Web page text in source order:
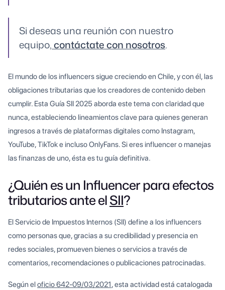
Si deseas una reunión con nuestro
equipo,contáctate con nosotros.
El mundo de los influencers sigue creciendo en Chile, y con él, las
obligaciones tributarias que los creadores de contenido deben
cumplir. Esta Guía SII 2025 aborda este tema con claridad que
nunca, estableciendo lineamientos clave para quienes generan
ingresos a través de plataformas digitales como Instagram,
YouTube, TikTok e incluso OnlyFans. Si eres influencer o manejas
las finanzas de uno, ésta es tu guía definitiva.
¿Quién es un Influencer para efectos
tributarios ante elSII?
El Servicio de Impuestos Internos (SII) define a los influencers
como personas que, gracias a su credibilidad y presencia en
redes sociales, promueven bienes o servicios a través de
comentarios, recomendaciones o publicaciones patrocinadas.
Según eloficio 642-09/03/2021, esta actividad está catalogada